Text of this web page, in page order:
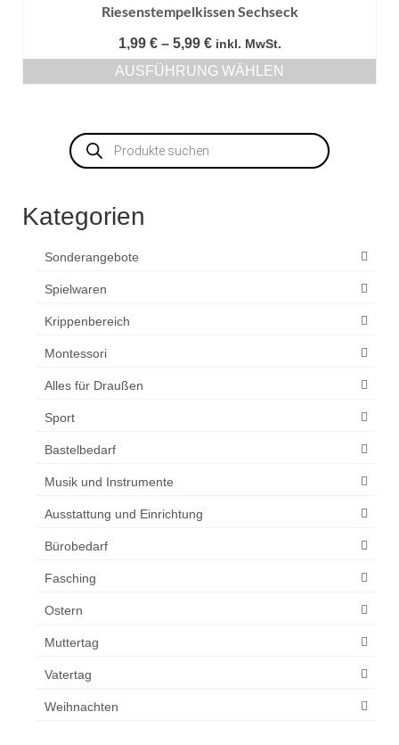
Riesenstempelkissen Sechseck
1,99 € – 5,99 €Preisspanne:
1,99 €
bis
inkl. MwSt.
AUSFÜHRUNG WÄHLEN
mehrere
Products
search
Kategorien
Sonderangebote
Spielwaren
Krippenbereich
Montessori
Alles für Draußen
Sport
Bastelbedarf
Musik und Instrumente
Ausstattung und Einrichtung
Bürobedarf
Fasching
Ostern
Muttertag
Vatertag
Weihnachten